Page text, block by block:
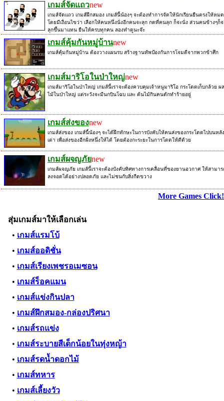
เกมส์จัดแถวnew
เกมส์จัดแถว เกมส์ฝึกสมอง เกมส์นี้น้องๆ จะต้องทำการจัดให้นักเรียนยืนตรงให้หมด
โดยมีเงื่อนไขว่า เลือกให้คนหนึ่งนั่งอีกคนจะลุก กดที่คนลุก ก็จะนั่ง ส่วนคนข้างๆก็จ
ลุกขึ้นมาแทน ยืนให้ครบทุกคน ลองทำดูนะจ๊ะ
เกมส์คุ้มกันหมู่บ้านnew
เกมส์คุ้มกันหมู่บ้าน ต้องวางแผนรบ สร้างฐานทัพป้องกันการโจมตีจากพวกข้าศึก
เกมส์มาริโอในป่าใหญ่new
เกมส์มาริโอในป่าใหญ่ เกมส์นี้เราจะต้องควบคุมเจ้าหนูมาริโอ กระโดดเก็บกล้วย ผล
ไม้ในป่าใหญ่ แต่ระวังจะมีนกบินโฉบ และ ต้นไม้กินคนดักทำร้ายอยู่
เกมส์ส่งของnew
เกมส์ส่งของ เกมส์นี้น้องๆ จะได้ฝึกทักษะในการบังคับให้คนส่งของกระโดดไปบนหลัง
เต่า เพื่อส่งของอีกฝั่งหนึ่งให้ได้ โดยต้องกะระยะในการโดดให้ดีด้วย
เกมส์ผจญภัยnew
เกมส์ผจญภัย เกมส์นี้เราจะต้องบังคับทิศทางการเคลื่อนที่ของยานอวกาศ ให้สามาร
ลงจอดได้อย่างปลอดภัย และไม่ชนกับสิ่งกีดขวาง
More Games
สุ่มเกมส์มาให้เลือกเล่น
• เกมส์แรมโบ้
• เกมส์ออดิชั่น
• เกมส์เรียงเพชรอเมซอน
• เกมส์ร็อคแมน
• เกมส์แข่งกินปลา
• เกมส์ฝึกสมอง-กล่องปริศนา
• เกมส์รถแข่ง
• เกมส์ระบายสีเด็กน้อยในทุ่งหญ้า
• เกมส์รดน้ำดอกไม้
• เกมส์ทหาร
• เกมส์เลี้ยงวัว